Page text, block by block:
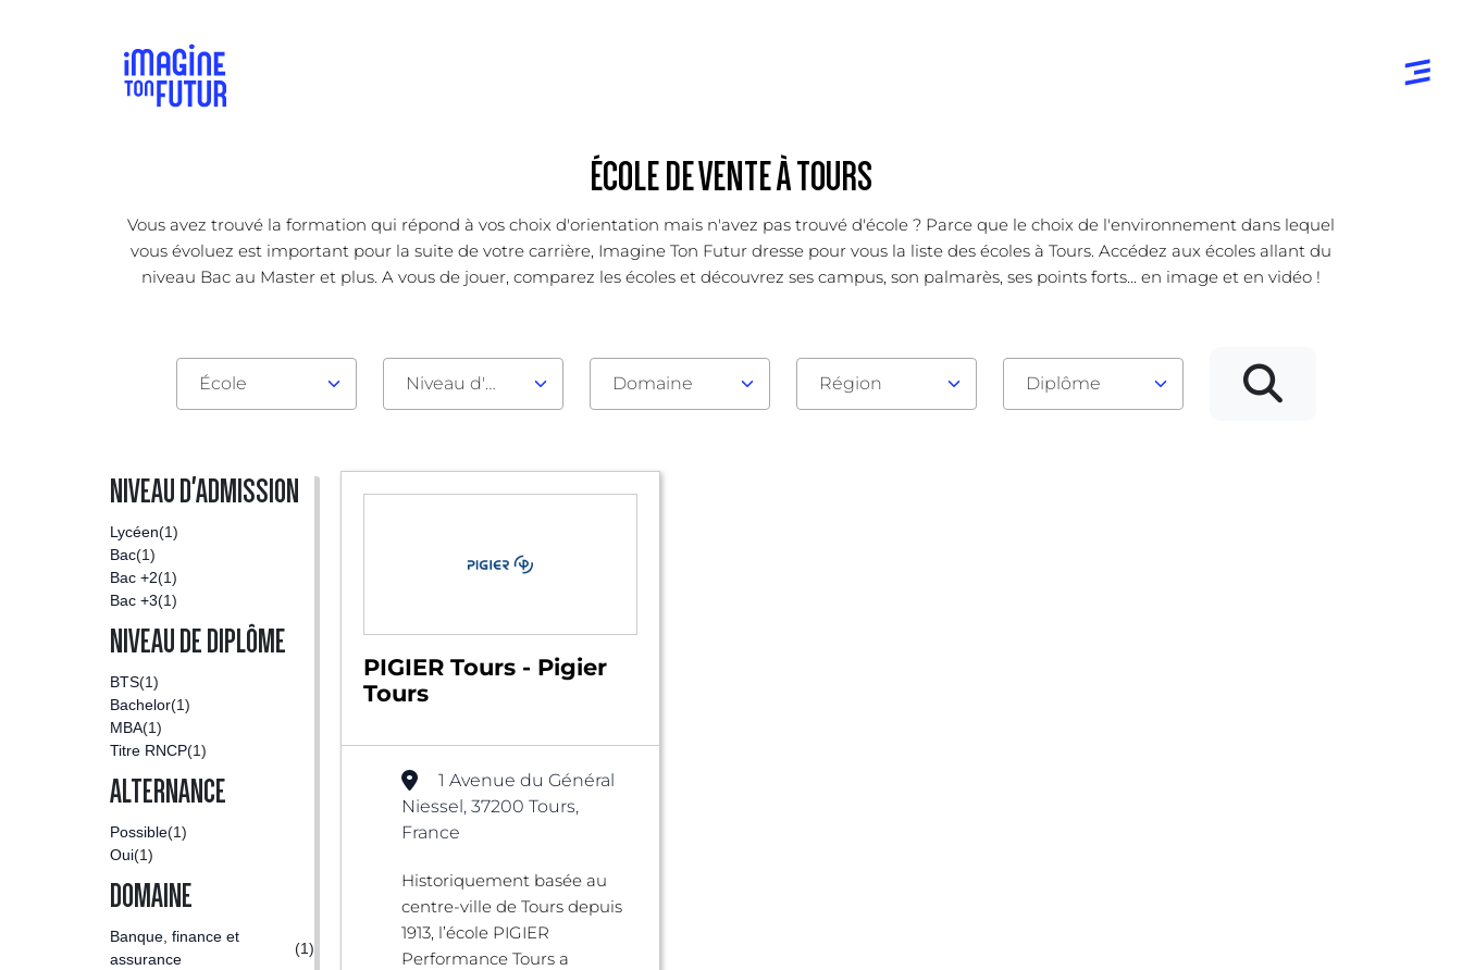
ÉCOLE DE VENTE À TOURS
Vous avez trouvé la formation qui répond à vos choix d'orientation mais n'avez pas trouvé d'école ? Parce que le choix de l'environnement dans lequel
vous évoluez est important pour la suite de votre carrière, Imagine Ton Futur dresse pour vous la liste des écoles à Tours. Accédez aux écoles allant du
niveau Bac au Master et plus. A vous de jouer, comparez les écoles et découvrez ses campus, son palmarès, ses points forts... en image et en vidéo !
École Niveau d'admission Domaine Région Diplôme
NIVEAU D'ADMISSION
Lycéen(1)
Bac(1)
Bac +2(1)
Bac +3(1)
NIVEAU DE DIPLÔME
BTS(1)
Bachelor(1)
MBA(1)
Titre RNCP(1)
ALTERNANCE
Possible(1)
Oui(1)
DOMAINE
Banque, finance et
assurance
(1)
PIGIER Tours - Pigier
Tours
1 Avenue du Général
Niessel, 37200 Tours,
France
Historiquement basée au
centre-ville de Tours depuis
1913, l’école PIGIER
Performance Tours a